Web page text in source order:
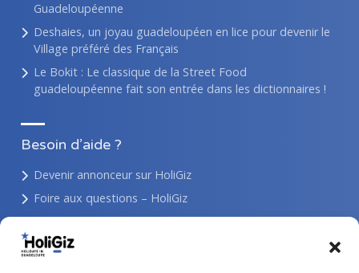
Guadeloupéenne
Deshaies, un joyau guadeloupéen en lice pour devenir le
Village préféré des Français
Le Bokit : Le classique de la Street Food
guadeloupéenne fait son entrée dans les dictionnaires !
Besoin d’aide ?
Devenir annonceur sur HoliGiz
Foire aux questions – HoliGiz
Plan du Site
Forfaits d’annonces